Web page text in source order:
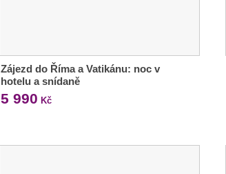
Zájezd do Říma a Vatikánu: noc v
hotelu a snídaně
5 990 Kč